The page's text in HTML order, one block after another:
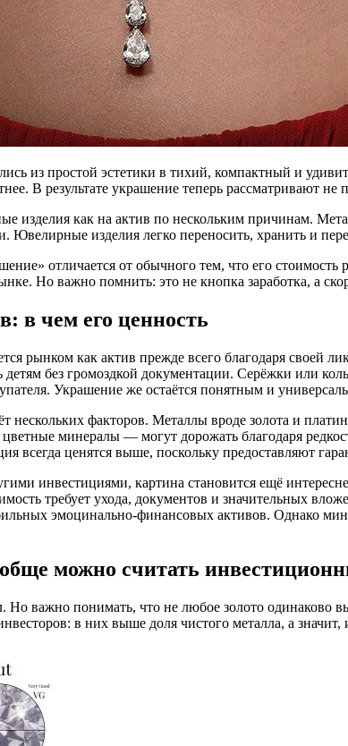
из простой эстетики в тихий, компактный и
В результате украшение теперь рассматривают
изделия как на актив по нескольким причинам.
изделия легко переносить, хранить и
отличается от обычного тем, что его стоимость
Но важно помнить: это не кнопка заработка, а
в чем его ценность
рынком как актив прежде всего благодаря своей
детям без громоздкой документации. Серёжки или
Украшение же остаётся понятным и
нескольких факторов. Металлы вроде золота и
цветные минералы — могут дорожать благодаря
всегда ценятся выше, поскольку предоставляют
инвестициями, картина становится ещё
требует ухода, документов и значительных
эмоцинально-финансовых активов. Однако
можно считать
Но важно понимать, что не любое золото
в них выше доля чистого металла, а